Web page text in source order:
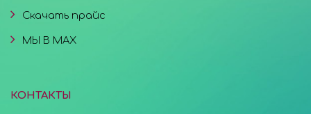
Скачать прайс
МЫ В MAX
КОНТАКТЫ